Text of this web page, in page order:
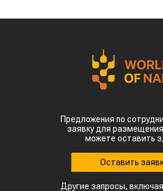
Предложения по
заявку для
можете оставить
Оставить
Другие запросы,